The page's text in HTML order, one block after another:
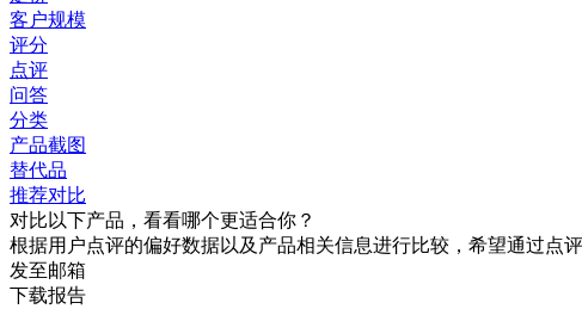
客户规模
评分
点评
问答
分类
产品截图
替代品
推荐对比
对比以下产品，看看哪个更适合你？
根据用户点评的偏好数据以及产品相关信息进行比较，希望通过点
发至邮箱
下载报告